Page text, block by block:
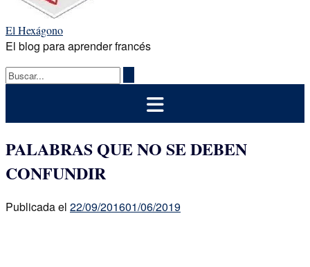
El Hexágono
El blog para aprender francés
PALABRAS QUE NO SE DEBEN
CONFUNDIR
Publicada el 22/09/201601/06/2019